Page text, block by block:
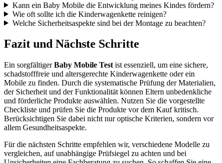
Kann ein Baby Mobile die Entwicklung meines Kindes fördern?
Wie oft sollte ich die Kinderwagenkette reinigen?
Welche Sicherheitsaspekte sind bei der Montage zu beachten?
Fazit und Nächste Schritte
Ein sorgfältigerBaby Mobile Test ist essenziell, um eine sichere,
schadstofffreie und altersgerechte Kinderwagenkette oder ein
Mobile zu finden. Durch die systematische Prüfung der Materialien,
der Sicherheit und der Funktionalität können Eltern unbedenkliche
und förderliche Produkte auswählen. Nutzen Sie die vorgestellte
Checkliste und prüfen Sie die Produkte vor dem Kauf kritisch.
Berücksichtigen Sie dabei nicht nur optische Kriterien, sondern vor
allem Gesundheitsaspekte.
Für die nächsten Schritte empfehlen wir, verschiedene Modelle zu
vergleichen, auf unabhängige Prüfsiegel zu achten und bei